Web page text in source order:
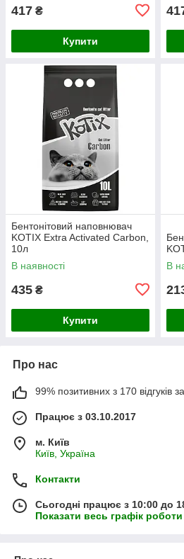
417 ₴
Купити
Бентонітовий наповнювач
KOTIX Extra Activated Carbon,
10л
В наявності
435 ₴
Купити
В
Про нас
99% позитивних з 170 відгуків
Працює з 03.10.2017
м. Київ
Київ, Україна
Контакти
Сьогодні працює з 10:00 до
Показати весь графік роботи